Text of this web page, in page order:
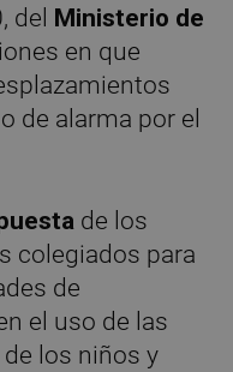
del Ministerio de
en que
de alarma por el
de los
colegiados para
de
el uso de las
los niños y